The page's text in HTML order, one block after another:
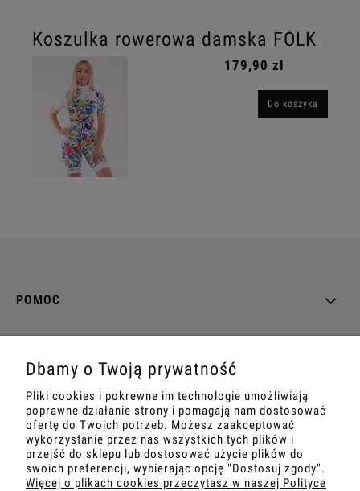
Koszulka rowerowa damska FOLK
179,90 zł
Do koszyka
POMOC
MOJE KONTO
PŁATNOŚCI I DOSTAWA
INFORMACJE
O NAS
Dbamy o Twoją prywatność
Pliki cookies i pokrewne im technologie umożliwiają
poprawne działanie strony i pomagają nam dostosować
ofertę do Twoich potrzeb. Możesz zaakceptować
wykorzystanie przez nas wszystkich tych plików i
przejść do sklepu lub dostosować użycie plików do
swoich preferencji, wybierając opcję "Dostosuj zgody".
Więcej o plikach cookies przeczytasz w naszej Polityce